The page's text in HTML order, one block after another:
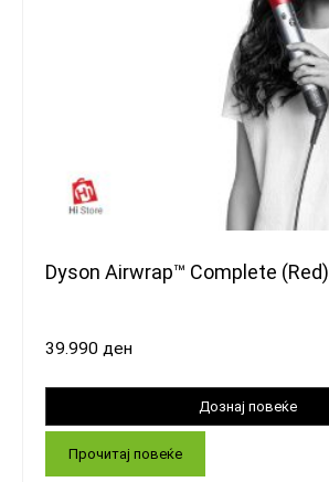
Dyson Airwrap™ Complete (Red)
39.990 ден
Прочитај повеќе